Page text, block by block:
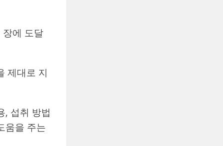
에 도달
제대로 지
, 섭취 방법
움을 주는